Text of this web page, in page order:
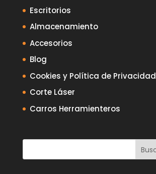
Escritorios
Almacenamiento
Accesorios
Blog
Cookies y Política de Privacidad
Corte Láser
Carros Herramienteros